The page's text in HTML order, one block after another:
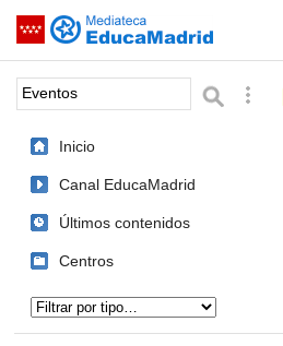
Saltar navegación
Palabra o frase:
Inicio
Canal EducaMadrid
Últimos contenidos
Centros